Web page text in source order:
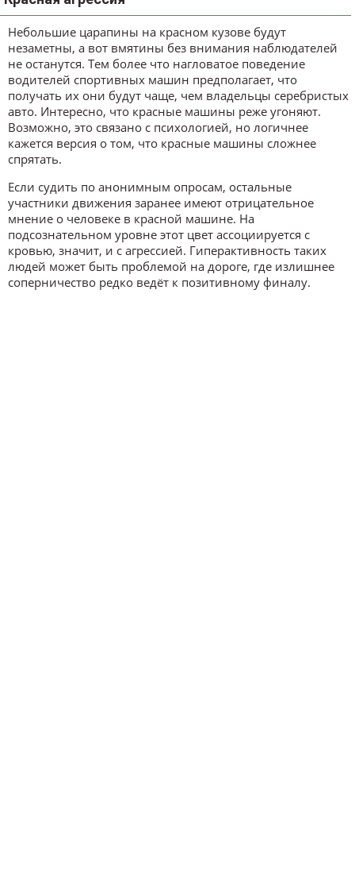
Небольшие царапины на красном кузове будут
незаметны, а вот вмятины без внимания наблюдателей
не останутся. Тем более что нагловатое поведение
водителей спортивных машин предполагает, что
получать их они будут чаще, чем владельцы серебристых
авто. Интересно, что красные машины реже угоняют.
Возможно, это связано с психологией, но логичнее
кажется версия о том, что красные машины сложнее
спрятать.
Если судить по анонимным опросам, остальные
участники движения заранее имеют отрицательное
мнение о человеке в красной машине. На
подсознательном уровне этот цвет ассоциируется с
кровью, значит, и с агрессией. Гиперактивность таких
людей может быть проблемой на дороге, где излишнее
соперничество редко ведёт к позитивному финалу.